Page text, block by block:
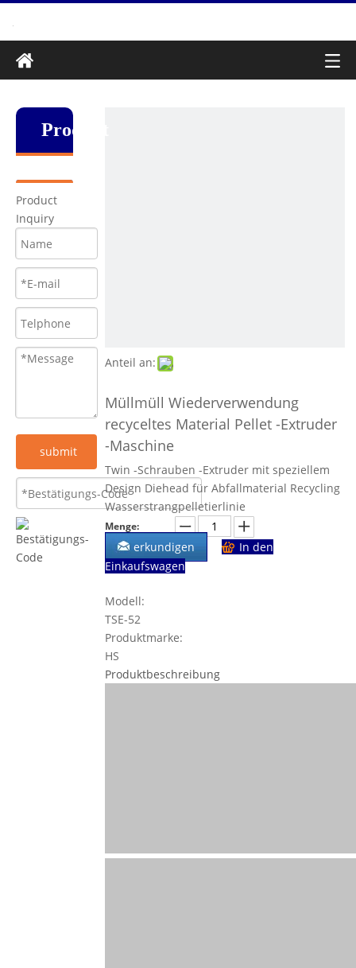
Produkt
Product
Inquiry
submit
Anteil an:
Müllmüll Wiederverwendung
recyceltes Material Pellet -Extruder
-Maschine
Twin -Schrauben -Extruder mit speziellem
Design Diehead für Abfallmaterial Recycling
Wasserstrangpelletierlinie
Menge:
erkundigen
In den
Einkaufswagen
Modell:
TSE-52
Produktmarke:
HS
Produktbeschreibung